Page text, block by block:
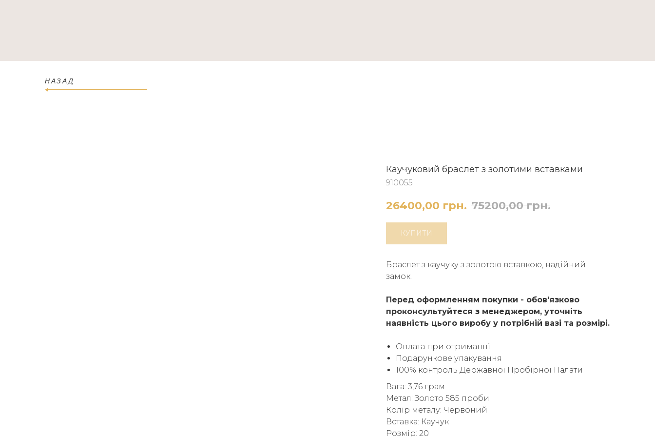
НАЗАД
Каучуковий браслет з золотими вставками
910055
26400,00 грн. 75200,00 грн.
КУПИТИ
Браслет з каучуку з золотою вставкою, надійний
замок.
Перед оформленням покупки - обов'язково
проконсультуйтеся з менеджером, уточніть
наявність цього виробу у потрібній вазі та розмірі.
Оплата при отриманні
Подарункове упакування
100% контроль Державної Пробірної Палати
Вага: 3,76 грам
Метал: Золото 585 проби
Колір металу: Червоний
Вставка: Каучук
Розмір: 20